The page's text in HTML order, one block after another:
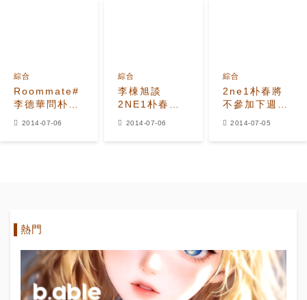
Roommate#
李德華問朴
綜合
2014-07-06
李棟旭談
2NE1朴春事
綜合
2014-07-06
2ne1朴春將
不參加下週的
綜合
2014-07-05
熱門